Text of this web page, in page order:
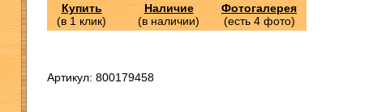
Купить
(в 1 клик)
Наличие
(в наличии)
Фотогалерея
(есть 4 фото)
Артикул: 800179458